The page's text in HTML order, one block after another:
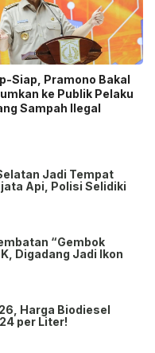
Siap, Pramono Bakal
ke Publik Pelaku
Sampah Ilegal
Jadi Tempat
Api, Polisi Selidiki
“Gembok
Digadang Jadi Ikon
Harga Biodiesel
per Liter!